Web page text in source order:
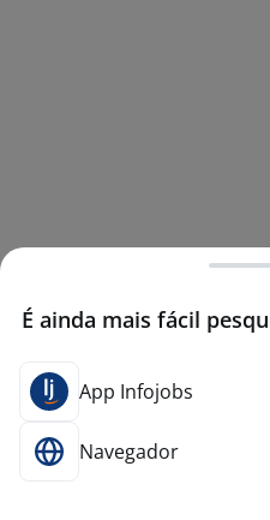
É ainda mais fácil
App Infojobs
Navegador